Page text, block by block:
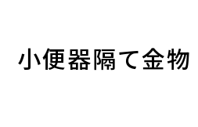
小便器隔て金物